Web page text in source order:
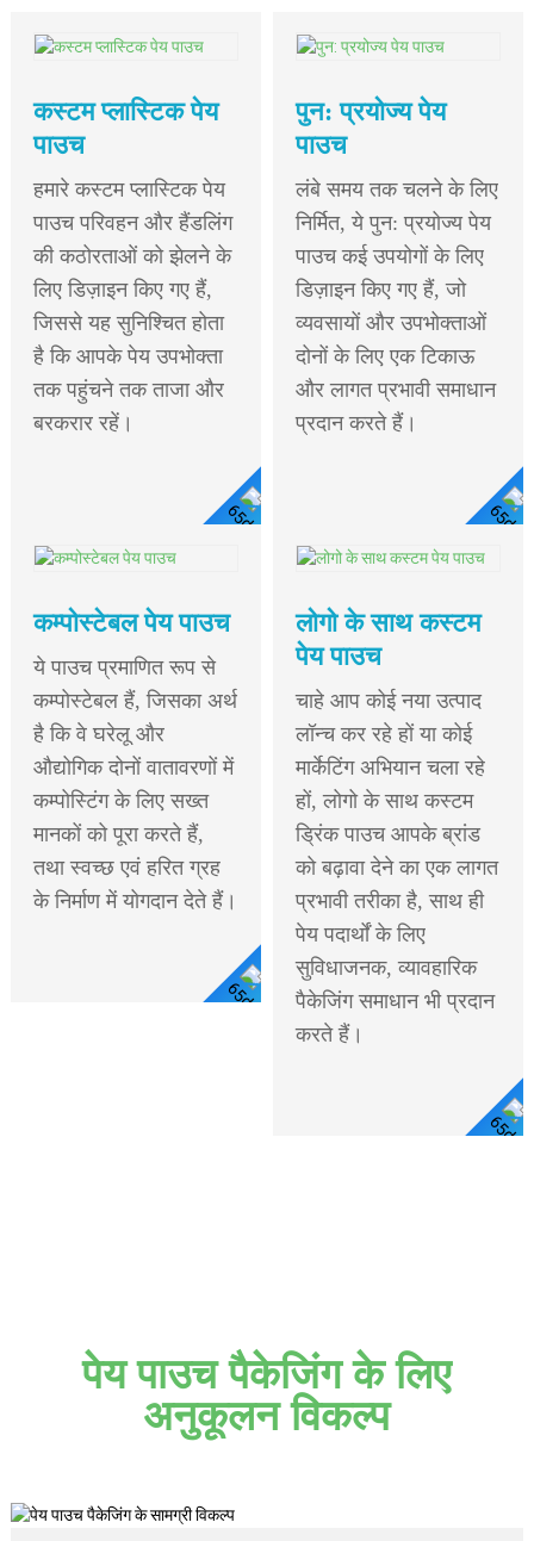
कस्टम प्लास्टिक पेय
पाउच
हमारे कस्टम प्लास्टिक पेय
पाउच परिवहन और हैंडलिंग
की कठोरताओं को झेलने के
लिए डिज़ाइन किए गए हैं,
जिससे यह सुनिश्चित होता
है कि आपके पेय उपभोक्ता
तक पहुंचने तक ताजा और
बरकरार रहें।
विस्तार
पुन: प्रयोज्य पेय
पाउच
लंबे समय तक चलने के लिए
निर्मित, ये पुन: प्रयोज्य पेय
पाउच कई उपयोगों के लिए
डिज़ाइन किए गए हैं, जो
व्यवसायों और उपभोक्ताओं
दोनों के लिए एक टिकाऊ
और लागत प्रभावी समाधान
प्रदान करते हैं।
विस्तार से देखें
कम्पोस्टेबल पेय पाउच
ये पाउच प्रमाणित रूप से
कम्पोस्टेबल हैं, जिसका अर्थ
है कि वे घरेलू और
औद्योगिक दोनों वातावरणों में
कम्पोस्टिंग के लिए सख्त
मानकों को पूरा करते हैं,
तथा स्वच्छ एवं हरित ग्रह
के निर्माण में योगदान देते हैं।
विस्तार
लोगो के साथ कस्टम
पेय पाउच
चाहे आप कोई नया उत्पाद
लॉन्च कर रहे हों या कोई
मार्केटिंग अभियान चला रहे
हों, लोगो के साथ कस्टम
ड्रिंक पाउच आपके ब्रांड
को बढ़ावा देने का एक लागत
प्रभावी तरीका है, साथ ही
पेय पदार्थों के लिए
सुविधाजनक, व्यावहारिक
पैकेजिंग समाधान भी प्रदान
करते हैं।
पेय पाउच पैकेजिंग के लिए
अनुकूलन विकल्प